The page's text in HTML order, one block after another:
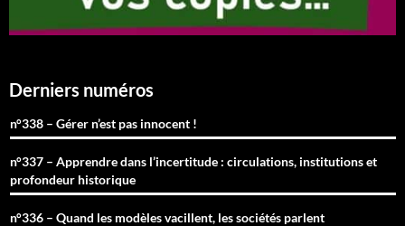
Derniers numéros
n°338 – Gérer n’est pas innocent !
n°337 – Apprendre dans l’incertitude : circulations, institutions et
profondeur historique
n°336 – Quand les modèles vacillent, les sociétés parlent